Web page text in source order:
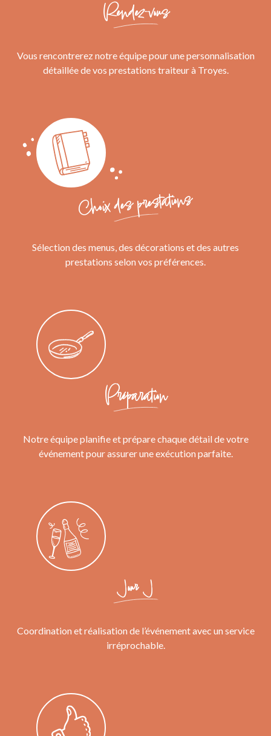
Rendez-vous
Vous rencontrerez notre équipe pour une personnalisation
détaillée de vos prestations traiteur à Troyes.
Choix des prestations
Sélection des menus, des décorations et des autres
prestations selon vos préférences.
Préparation
Notre équipe planifie et prépare chaque détail de votre
événement pour assurer une exécution parfaite.
Jour J
Coordination et réalisation de l’événement avec un service
irréprochable.